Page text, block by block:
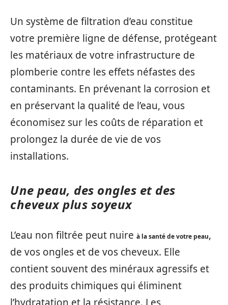
Un système de filtration d’eau constitue
votre première ligne de défense, protégeant
les matériaux de votre infrastructure de
plomberie contre les effets néfastes des
contaminants. En prévenant la corrosion et
en préservant la qualité de l’eau, vous
économisez sur les coûts de réparation et
prolongez la durée de vie de vos
installations.
Une peau, des ongles et des
cheveux plus soyeux
L’eau non filtrée peut nuire à la santé de votre peau,
de vos ongles et de vos cheveux. Elle
contient souvent des minéraux agressifs et
des produits chimiques qui éliminent